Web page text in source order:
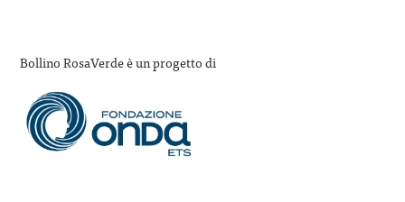
Bollino RosaVerde è un progetto di